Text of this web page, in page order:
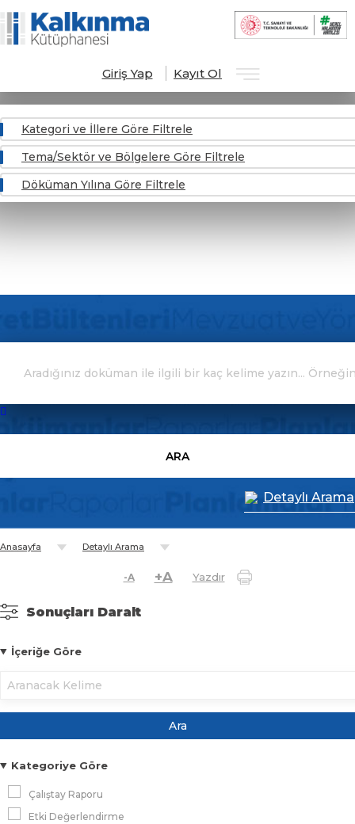
Giriş Yap Kayıt Ol
Kategori ve İllere Göre Filtrele
Tema/Sektör ve Bölgelere Göre Filtrele
Döküman Yılına Göre Filtrele
ARA
Detaylı Arama
Anasayfa Detaylı Arama
-A +A Yazdır
Sonuçları Daralt
İçeriğe Göre
Ara
Kategoriye Göre
Çalıştay Raporu
Etki Değerlendirme